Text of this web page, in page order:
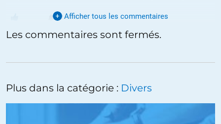
ALERTER
peux le faire et vous envoyer des échantillons de ce que j’ai déjà
Afficher tous les commentaires
Les commentaires sont fermés.
Plus dans la catégorie : Divers